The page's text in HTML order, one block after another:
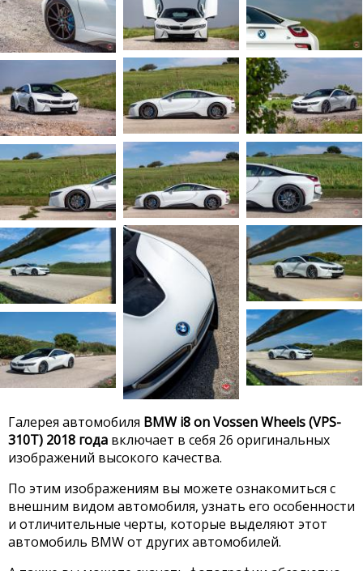
Галерея автомобиля BMW i8 on Vossen Wheels (VPS-
310T) 2018 года включает в себя 26 оригинальных
изображений высокого качества.
По этим изображениям вы можете ознакомиться с
внешним видом автомобиля, узнать его особенности
и отличительные черты, которые выделяют этот
автомобиль BMW от других автомобилей.